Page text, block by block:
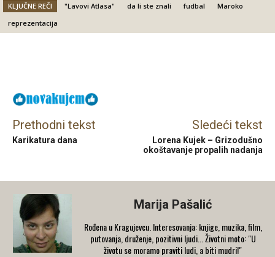
KLJUČNE REČI "Lavovi Atlasa" da li ste znali fudbal
Maroko
reprezentacija
Prethodni tekst
Karikatura dana
Sledeći tekst
Lorena Kujek – Grizodušno
okoštavanje propalih nadanja
Marija Pašalić
​Rođena u Kragujevcu. Interesovanja: knjige, muzika, film,
putovanja, druženje, pozitivni ljudi... Životni moto: "U
životu se moramo praviti ludi, a biti mudri!"